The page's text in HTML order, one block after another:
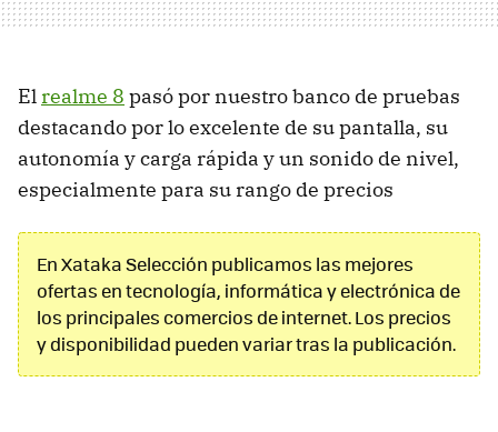
El realme 8 pasó por nuestro banco de pruebas
destacando por lo excelente de su pantalla, su
autonomía y carga rápida y un sonido de nivel,
especialmente para su rango de precios
En Xataka Selección publicamos las mejores
ofertas en tecnología, informática y electrónica de
los principales comercios de internet. Los precios
y disponibilidad pueden variar tras la publicación.